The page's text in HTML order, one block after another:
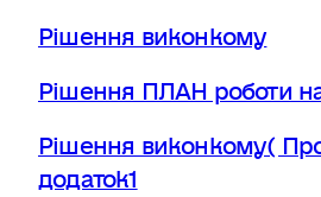
Рішення виконкому
Рішення ПЛАН роботи
Рішення виконкому(
додаток1